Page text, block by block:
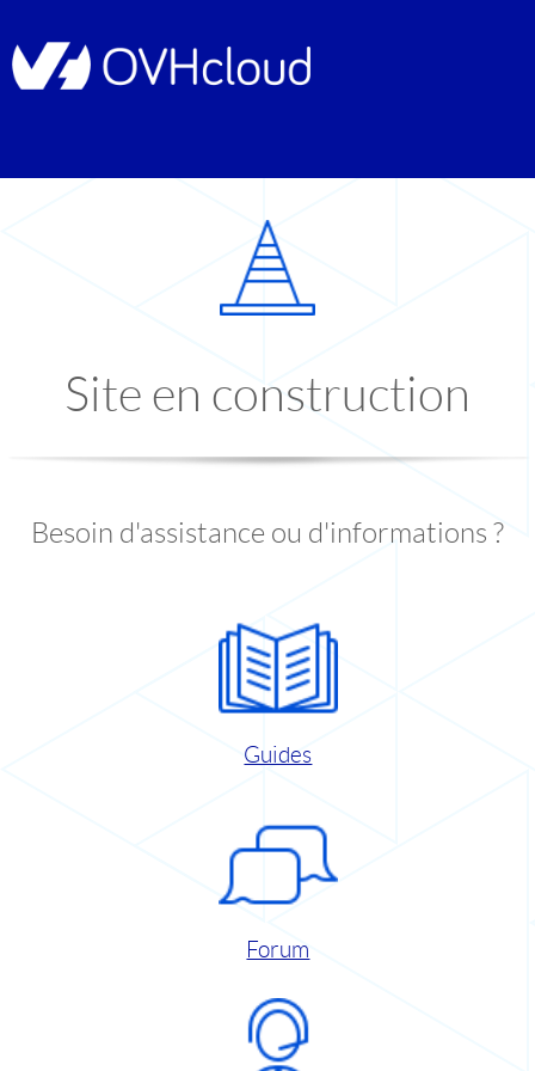
Site en construction
Besoin d'assistance ou d'informations ?
Guides
Forum